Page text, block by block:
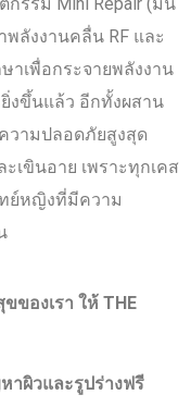
พลังงานคลื่น RF และ
าเพื่อกระจายพลังงาน
งขึ้นแล้ว อีกทั้งผสาน
วามปลอดภัยสูงสุด
ขินอาย เพราะทุกเคส
ย์หญิงที่มีความ
ของเรา ให้ THE
ผิวและรูปร่างฟรี